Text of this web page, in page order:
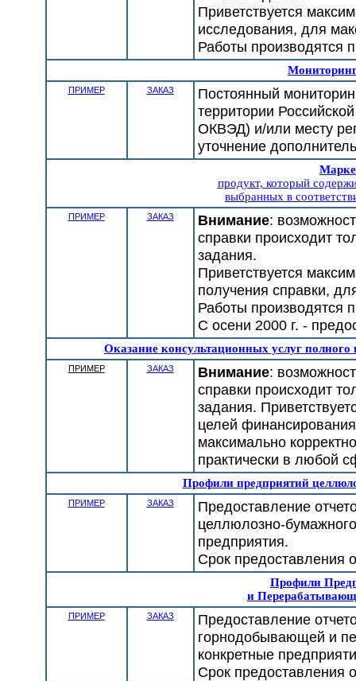
Приветствуется
исследования, для
Работы производятся
ПРИМЕР ЗАКАЗ
Постоянный
территории
ОКВЭД) и/или месту
уточнение
продукт, который
выбранных в
ПРИМЕР ЗАКАЗ Внимание:
справки происходит
задания.
Приветствуется
получения справки,
Работы производятся
С осени 2000 г. -
Оказание консультационных услуг
ПРИМЕР ЗАКАЗ Внимание:
справки происходит
задания.
целей
максимально
практически в любой
Профили предприятий
ПРИМЕР ЗАКАЗ
Предоставление
целлюлозно-
предприятия.
Срок предоставления
Профили
и
ПРИМЕР ЗАКАЗ
Предоставление
горнодобывающей и
конкретные
Срок предоставления